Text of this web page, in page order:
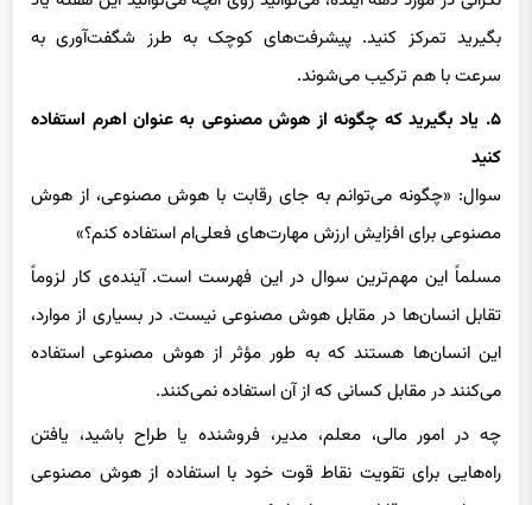
سرعت با هم ترکیب می‌شوند.
۵. یاد بگیرید که چگونه از هوش مصنوعی به عنوان اهرم استفاده
کنید
سوال: «چگونه می‌توانم به جای رقابت با هوش مصنوعی، از هوش
مصنوعی برای افزایش ارزش مهارت‌های فعلی‌ام استفاده کنم؟»
مسلماً این مهم‌ترین سوال در این فهرست است. آینده‌ی کار لزوماً
تقابل انسان‌ها در مقابل هوش مصنوعی نیست. در بسیاری از موارد،
این انسان‌ها هستند که به طور مؤثر از هوش مصنوعی استفاده
می‌کنند در مقابل کسانی که از آن استفاده نمی‌کنند.
چه در امور مالی، معلم، مدیر، فروشنده یا طراح باشید، یافتن
راه‌هایی برای تقویت نقاط قوت خود با استفاده از هوش مصنوعی
می‌تواند مزیت قابل توجهی ایجاد کند.